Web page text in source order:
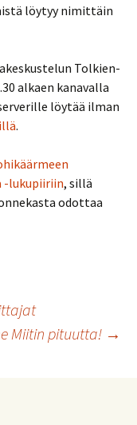
löytyy nimittäin
Tolkien-
alkaen kanavalla
löytää ilman
.
-lukupiiriin, sillä
odottaa
Miitin pituutta! →